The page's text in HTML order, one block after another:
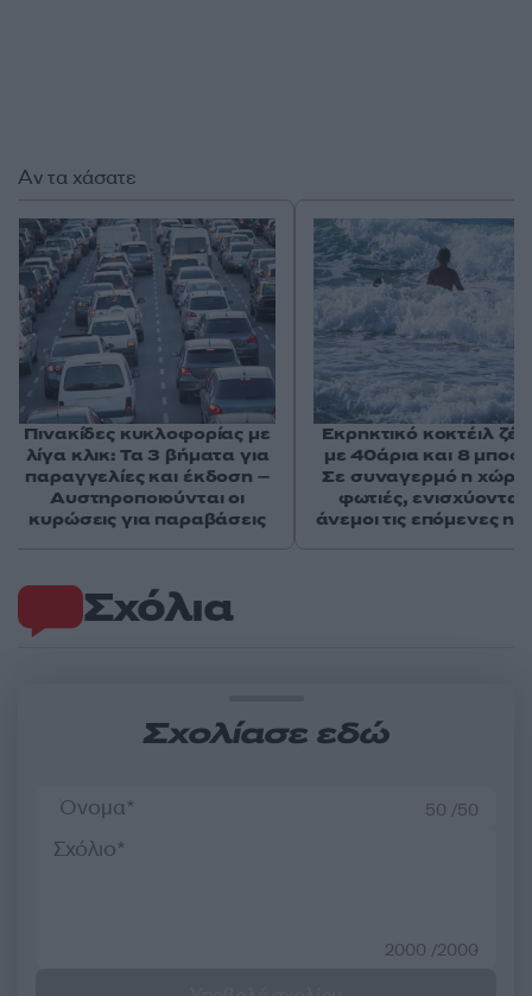
Σχόλια
Σχολίασε εδώ
50 /50
2000 /2000
Αν τα χάσατε
Πινακίδες κυκλοφορίας με
λίγα κλικ: Τα 3 βήματα για
παραγγελίες και έκδοση –
Αυστηροποιούνται οι
κυρώσεις για παραβάσεις
Εκρηκτικό κοκτέιλ
με 40άρια και 8
Σε συναγερμό η χώρα
φωτιές, ενισχύονται
άνεμοι τις επόμενες